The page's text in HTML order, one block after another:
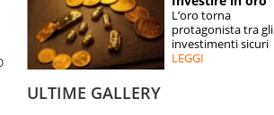
ESPERTI
CONTATTI
L’oro torna
protagonista tra gli
investimenti sicuri
LEGGI
ULTIME GALLERY